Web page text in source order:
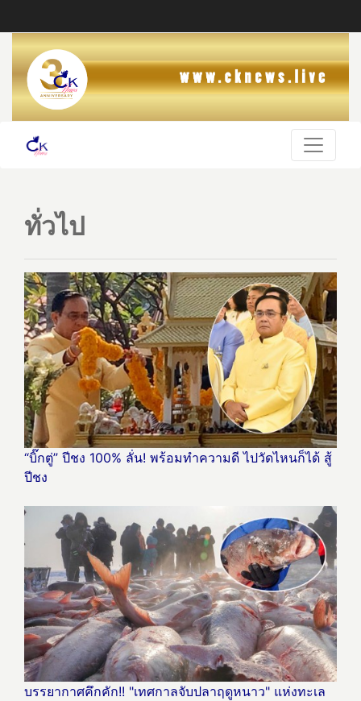
ทั่วไป
“บิ๊กตู่” ปีชง 100% ลั่น! พร้อมทำความดี ไปวัดไหนก็ได้ สู้
ปีชง
บรรยากาศคึกคัก!! "เทศกาลจับปลาฤดูหนาว" แห่งทะเล